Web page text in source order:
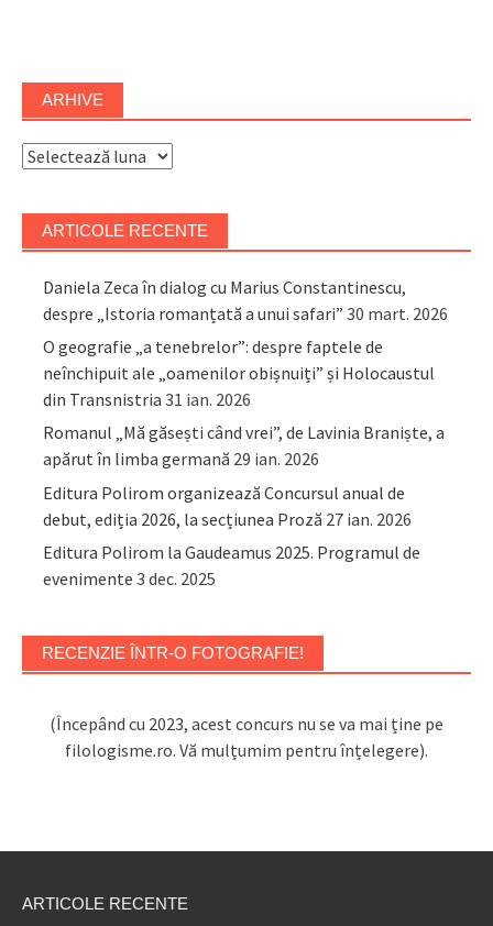
ARHIVE
Arhive
ARTICOLE RECENTE
Daniela Zeca în dialog cu Marius Constantinescu,
despre „Istoria romanțată a unui safari” 30 mart. 2026
O geografie „a tenebrelor”: despre faptele de
neînchipuit ale „oamenilor obișnuiți” și Holocaustul
din Transnistria 31 ian. 2026
Romanul „Mă găsești când vrei”, de Lavinia Braniște, a
apărut în limba germană 29 ian. 2026
Editura Polirom organizează Concursul anual de
debut, ediția 2026, la secțiunea Proză 27 ian. 2026
Editura Polirom la Gaudeamus 2025. Programul de
evenimente 3 dec. 2025
RECENZIE ÎNTR-O FOTOGRAFIE!
(Începând cu 2023, acest concurs nu se va mai ține pe
filologisme.ro. Vă mulțumim pentru înțelegere).
ARTICOLE RECENTE